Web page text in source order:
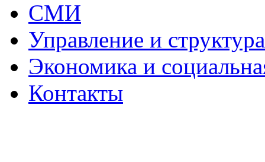
СМИ
Управление и
Экономика и
Контакты